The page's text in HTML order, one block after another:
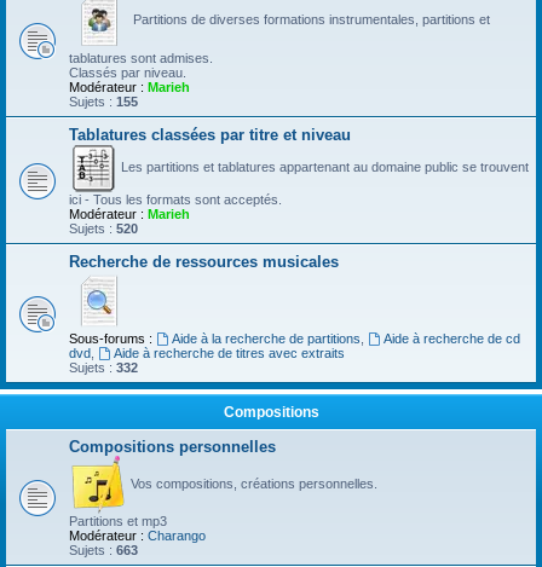
Partitions de diverses formations instrumentales, partitions et
tablatures sont admises.
Classés par niveau.
Modérateur : Marieh
Sujets : 155
Tablatures classées par titre et niveau
Les partitions et tablatures appartenant au domaine public se trouvent
ici - Tous les formats sont acceptés.
Modérateur : Marieh
Sujets : 520
Recherche de ressources musicales
Sous-forums : Aide à la recherche de partitions
Aide à recherche de cd
dvd
Aide à recherche de titres avec extraits
Sujets : 332
Compositions
Compositions personnelles
Vos compositions, créations personnelles.
Partitions et mp3
Modérateur : Charango
Sujets : 663